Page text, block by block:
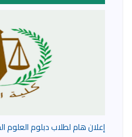
إعلان هام لطلاب دبلوم العلوم